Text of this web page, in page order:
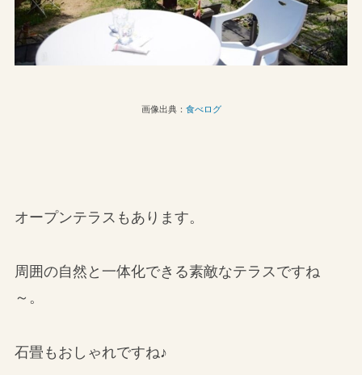
画像出典： 食べログ
オープンテラスもあります。
周囲の自然と一体化できる素敵なテラスですね
～。
石畳もおしゃれですね♪